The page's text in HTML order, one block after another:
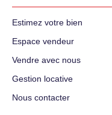
Estimez votre bien
Espace vendeur
Vendre avec nous
Gestion locative
Nous contacter